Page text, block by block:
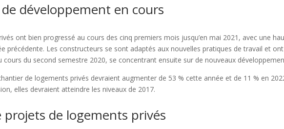
développement en cours
ont bien progressé au cours des cinq premiers mois jusqu’en mai 2021, avec une
précédente. Les constructeurs se sont adaptés aux nouvelles pratiques de travail et ont
cours du second semestre 2020, se concentrant ensuite sur de nouveaux
de logements privés devraient augmenter de 53 % cette année et de 11 % en
elles devraient atteindre les niveaux de 2017.
projets de logements privés